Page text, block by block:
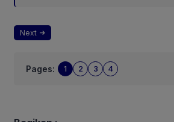
Next
Pages: 1 2 3 4